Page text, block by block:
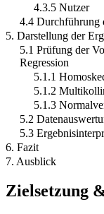
4.3.5 Nutzer
4.4 Durchführung
5. Darstellung der
5.1 Prüfung der
Regression
5.1.1
5.1.2
5.1.3
5.2
5.3
6. Fazit
7. Ausblick
Zielsetzung